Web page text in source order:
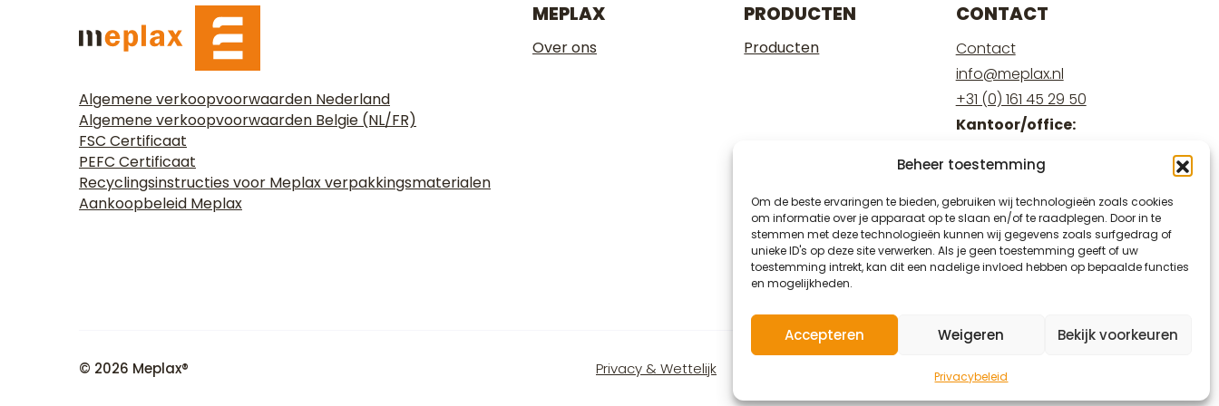
Beheer toestemming
Om de beste ervaringen te bieden, gebruiken wij technologieën zoals cookies
om informatie over je apparaat op te slaan en/of te raadplegen. Door in te
stemmen met deze technologieën kunnen wij gegevens zoals surfgedrag of
unieke ID's op deze site verwerken. Als je geen toestemming geeft of uw
toestemming intrekt, kan dit een nadelige invloed hebben op bepaalde functies
en mogelijkheden.
Accepteren Weigeren Bekijk voorkeuren
Privacybeleid
Algemene verkoopvoorwaarden Nederland
Algemene verkoopvoorwaarden Belgie (NL/FR)
FSC Certificaat
PEFC Certificaat
Recyclingsinstructies voor Meplax verpakkingsmaterialen
Aankoopbeleid Meplax
MEPLAX
Over ons
PRODUCTEN
Producten
CONTACT
Contact
info@meplax.nl
+31 (0) 161 45 29 50
Kantoor/office:
5126 PT Gilze
Magazijn/warehouse:
Burgemeester Krollaan 15
5126 PT Gilze
© 2026 Meplax® Privacy & Wettelijk